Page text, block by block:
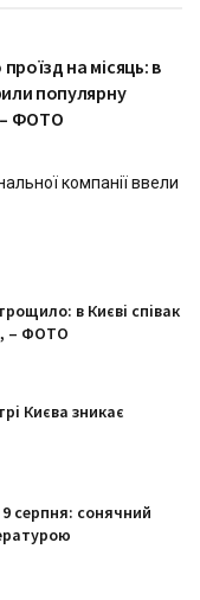
на місяць: в
популярну
– ФОТО
компанії ввели
в Києві співак
– ФОТО
Києва зникає
серпня: сонячний